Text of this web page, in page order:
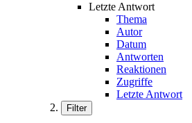
Letzte Antwort
Thema
Autor
Datum
Antworten
Reaktionen
Zugriffe
Letzte Antwort
Filter